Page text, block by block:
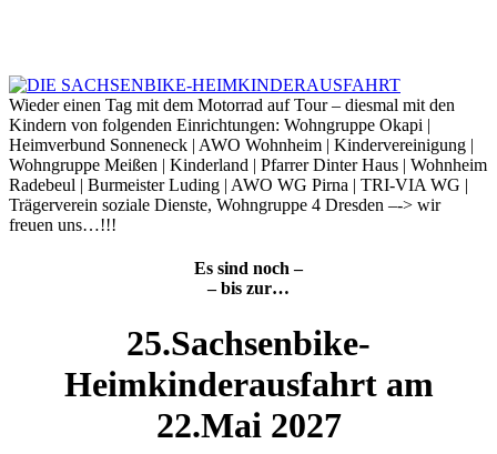
Wieder einen Tag mit dem Motorrad auf Tour – diesmal mit den
Kindern von folgenden Einrichtungen: Wohngruppe Okapi |
Heimverbund Sonneneck | AWO Wohnheim | Kindervereinigung |
Wohngruppe Meißen | Kinderland | Pfarrer Dinter Haus | Wohnheim
Radebeul | Burmeister Luding | AWO WG Pirna | TRI-VIA WG |
Trägerverein soziale Dienste, Wohngruppe 4 Dresden –-> wir
freuen uns…!!!
Es sind noch –
– bis zur…
25.Sachsenbike-
Heimkinderausfahrt am
22.Mai 2027